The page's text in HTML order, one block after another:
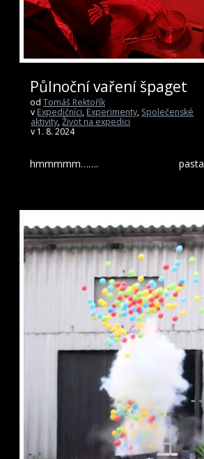
Půlnoční vaření špaget
od Tomáš Rektořík
v Expedičníci, Experimenty, Společenské
aktivity,Život na expedici
v 1. 8. 2024
hmmmmm……. pasta